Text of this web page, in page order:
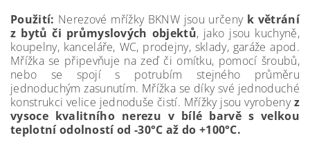
Použití: Nerezové mřížky BKNW jsou určeny k větrání
z bytů či průmyslových objektů, jako jsou kuchyně,
koupelny, kanceláře, WC, prodejny, sklady, garáže apod.
Mřížka se připevňuje na zeď či omítku, pomocí šroubů,
nebo se spojí s potrubím stejného průměru
jednoduchým zasunutím. Mřížka se díky své jednoduché
konstrukci velice jednoduše čistí. Mřížky jsou vyrobenyz
vysoce kvalitního nerezu v bílé barvě s velkou
teplotní odolností od -30°C až do +100°C.